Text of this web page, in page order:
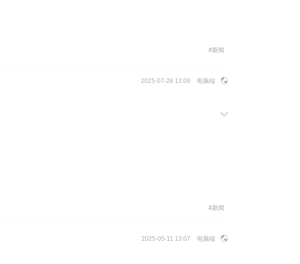
#新闻
2025-07-28 13:09 电脑端
#新闻
2025-05-11 13:07 电脑端